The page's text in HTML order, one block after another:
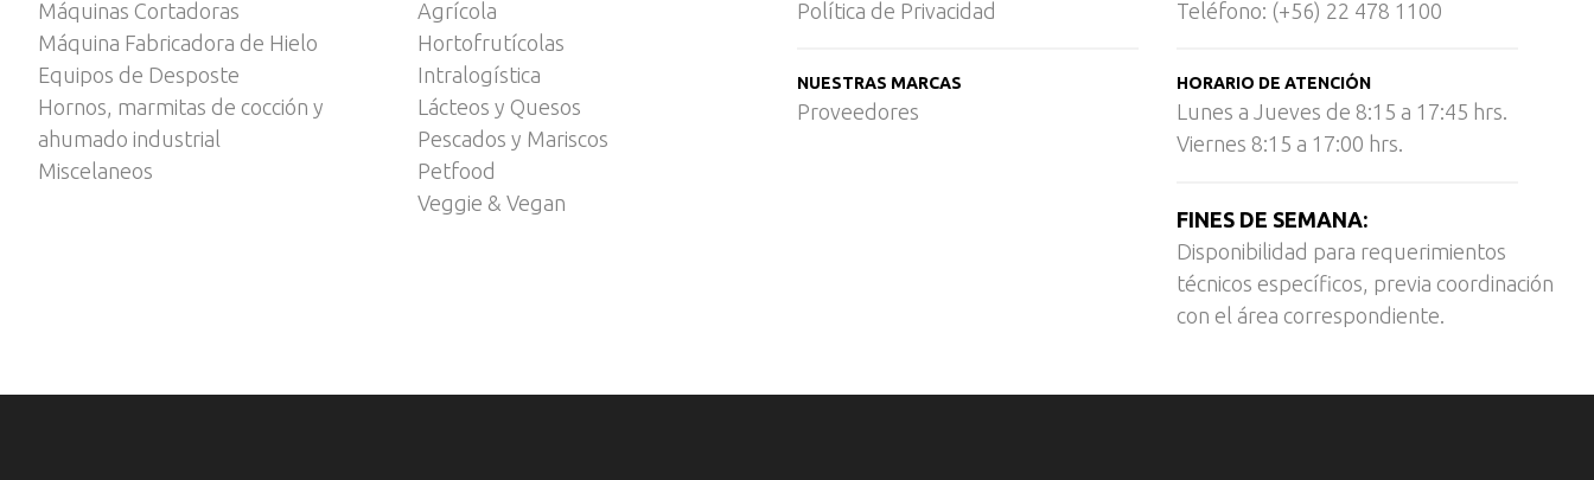
Máquinas Cortadoras
Máquina Fabricadora de Hielo
Equipos de Desposte
Hornos, marmitas de cocción y
ahumado industrial
Miscelaneos
Agrícola
Hortofrutícolas
Intralogística
Lácteos y Quesos
Pescados y Mariscos
Petfood
Veggie & Vegan
Política de Privacidad
NUESTRAS MARCAS
Proveedores
Teléfono: (+56) 22 478 1100
HORARIO DE ATENCIÓN
Lunes a Jueves de 8:15 a 17:45 hrs.
Viernes 8:15 a 17:00 hrs.
FINES DE SEMANA:
Disponibilidad para requerimientos
técnicos específicos, previa coordinación
con el área correspondiente.